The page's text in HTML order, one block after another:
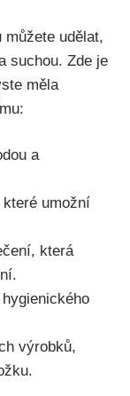
udělat,
suchou. Zde je
měla⁢
a
umožní
která
výrobků,​